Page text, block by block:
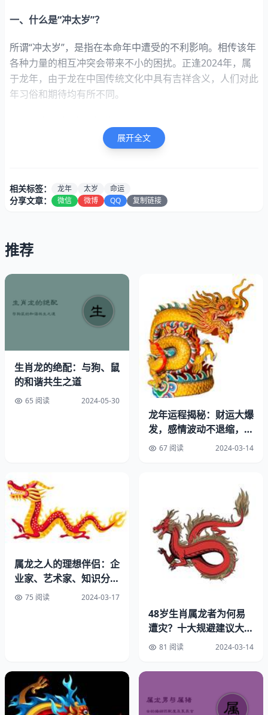
一、什么是“冲太岁”？
所谓“冲太岁”，是指在本命年中遭受的不利影响。相传该年
各种力量的相互冲突会带来不小的困扰。正逢2024年，属
于龙年，由于龙在中国传统文化中具有吉祥含义，人们对此
年习俗和期待均有所不同。
关于“冲太岁”的理解和起源存在多样性。这种观点可能源于
古时对于龙神祭祀仪式的敬仰，也反映了历史上人们因迷信
观念而对自身命运忧虑所导致的现象。然而，这些观念逐步
三、2024年龙年冲太岁的影响
尽管太岁冲撞的传统理论深入人心，产生出对生命中特定年
份的复杂情绪与忧虑。许多人担忧在命运之年遭遇职业艰
辛，身心困扰及财富紧缺等问题。但这些观点缺乏科学依
据，我们应该以积极的态度去面对，迎接即将到来的2024
年。
四、如何化解冲太岁的影响？
展开全文
相关标签： 龙年 太岁 命运
分享文章： 微信 微博 QQ 复制链接
推荐
生肖龙的绝配：与狗、鼠
的和谐共生之道
65 阅读 2024-05-30
龙年运程揭秘：财运大爆
发，感情波动不退缩，健
康需警惕
67 阅读 2024-03-14
属龙之人的理想伴侣：企
业家、艺术家、知识分
子，谁更配？
75 阅读 2024-03-17
48岁生肖属龙者为何易
遭灾？十大规避建议大揭
秘 81 阅读 2024-03-14